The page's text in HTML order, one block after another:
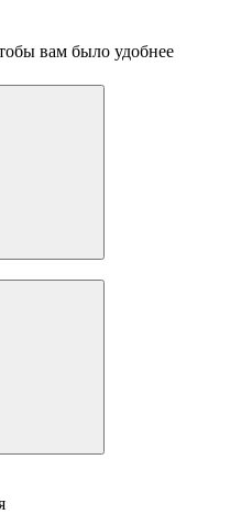
вам было удобнее